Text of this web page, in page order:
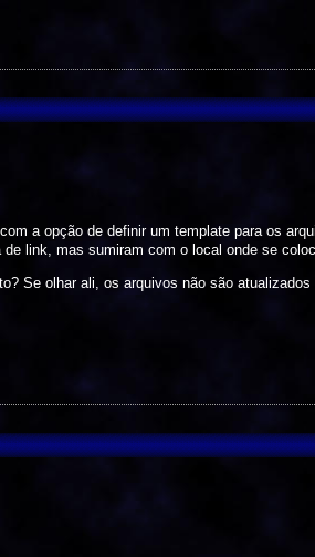
a opção de definir um template para os
de link, mas sumiram com o local onde se
Se olhar ali, os arquivos não são